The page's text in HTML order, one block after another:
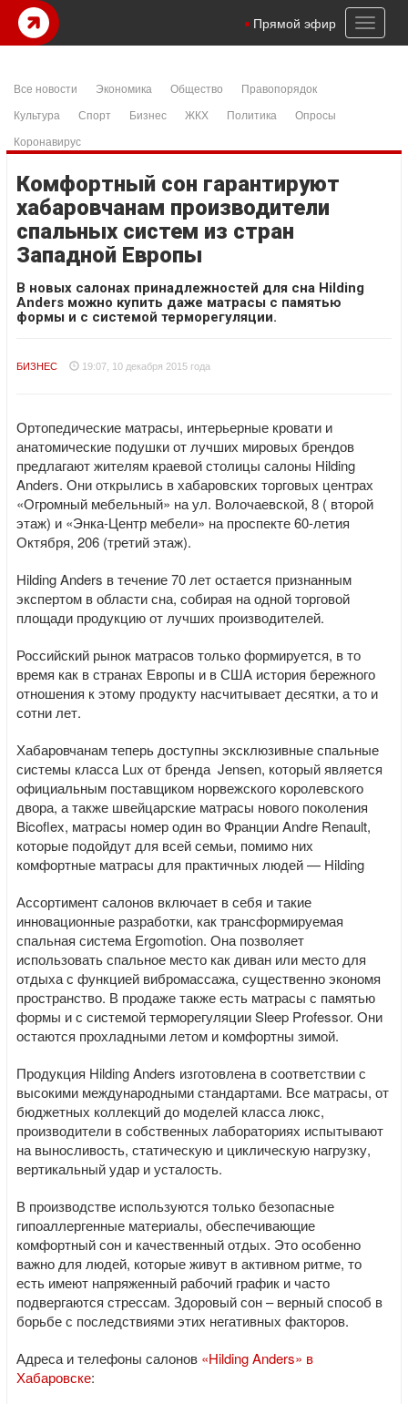
Toggle
Прямой эфир
Все новости Экономика Общество
Правопорядок
Культура
Спорт Бизнес ЖКХ Политика
Опросы
Коронавирус
Комфортный сон гарантируют
хабаровчанам производители
спальных систем из стран
Западной Европы
В новых салонах принадлежностей для сна Hilding
Anders можно купить даже матрасы с памятью
формы и с системой терморегуляции.
БИЗНЕС 19:07, 10 декабря 2015 года
Ортопедические матрасы, интерьерные кровати и
анатомические подушки от лучших мировых брендов
предлагают жителям краевой столицы салоны Hilding
Anders. Они открылись в хабаровских торговых центрах
«Огромный мебельный» на ул. Волочаевской, 8 ( второй
этаж) и «Энка-Центр мебели» на проспекте 60-летия
Октября, 206 (третий этаж).
Hilding Anders в течение 70 лет остается признанным
экспертом в области сна, собирая на одной торговой
площади продукцию от лучших производителей.
Российский рынок матрасов только формируется, в то
время как в странах Европы и в США история бережного
отношения к этому продукту насчитывает десятки, а то и
сотни лет.
Хабаровчанам теперь доступны эксклюзивные спальные
системы класса Lux от бренда Jensen, который является
официальным поставщиком норвежского королевского
двора, а также швейцарские матрасы нового поколения
Bicoflex, матрасы номер один во Франции Andre Renault,
которые подойдут для всей семьи, помимо них
комфортные матрасы для практичных людей — Hilding
Ассортимент салонов включает в себя и такие
инновационные разработки, как трансформируемая
спальная система Ergomotion. Она позволяет
использовать спальное место как диван или место для
отдыха с функцией вибромассажа, существенно экономя
пространство. В продаже также есть матрасы с памятью
формы и с системой терморегуляции Sleep Professor. Они
остаются прохладными летом и комфортны зимой.
Продукция Hilding Anders изготовлена в соответствии с
высокими международными стандартами. Все матрасы, от
бюджетных коллекций до моделей класса люкс,
производители в собственных лабораториях испытывают
на выносливость, статическую и циклическую нагрузку,
вертикальный удар и усталость.
В производстве используются только безопасные
гипоаллергенные материалы, обеспечивающие
комфортный сон и качественный отдых. Это особенно
важно для людей, которые живут в активном ритме, то
есть имеют напряженный рабочий график и часто
подвергаются стрессам. Здоровый сон – верный способ в
борьбе с последствиями этих негативных факторов.
Адреса и телефоны салонов «Hilding Anders» в
Хабаровске: